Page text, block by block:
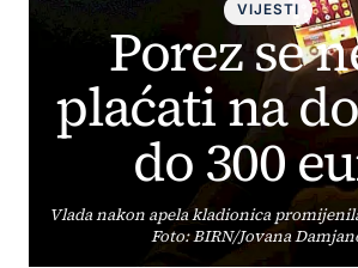
VIJESTI
Porez se
plaćati na
do 300
Vlada nakon apela kladionica
Foto: BIRN/Jovana